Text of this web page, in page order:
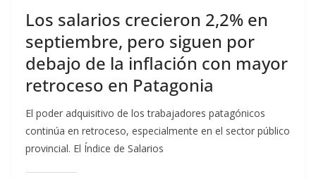
Los salarios crecieron 2,2% en
septiembre, pero siguen por
debajo de la inflación con mayor
retroceso en Patagonia
El poder adquisitivo de los trabajadores patagónicos
continúa en retroceso, especialmente en el sector público
provincial. El Índice de Salarios